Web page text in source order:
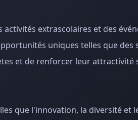
activités extrascolaires et des
uniques telles que
et de renforcer leur attractivité
que l'innovation, la diversité et